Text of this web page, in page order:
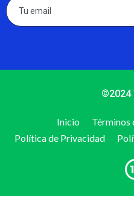
©2024
Inicio Términos
Política de Privacidad